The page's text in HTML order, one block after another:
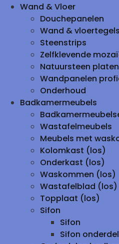
Wand & Vloer
Douchepanelen
Wand & vloertegels
Steenstrips
Zelfklevende
Natuursteen platen
Wandpanelen
Onderhoud
Badkamermeubels
Wastafelmeubels
Meubels met
Kolomkast (los)
Onderkast (los)
Waskommen (los)
Wastafelblad (los)
Topplaat (los)
Sifon
Sifon
Sifon